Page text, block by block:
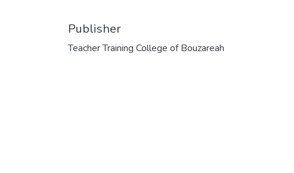
Publisher
Teacher Training College of Bouzareah